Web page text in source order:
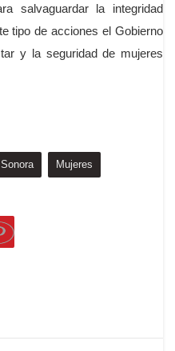
salvaguardar la integridad
tipo de acciones el Gobierno
y la seguridad de mujeres
Mujeres